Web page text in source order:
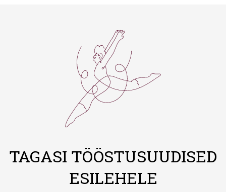
TAGASI TÖÖSTUSUUDISED
ESILEHELE